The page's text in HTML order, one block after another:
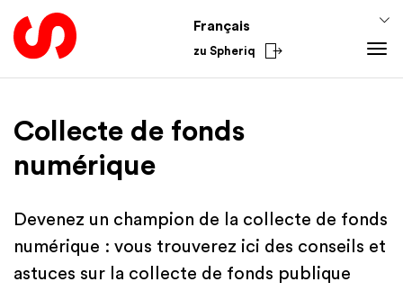
Français
zu Spheriq
Spheriq
Répertoire
Recherche
Outils de collecte de fonds
Réseaux
Connaissances
Conseils pour la collecte de fonds
Finances
Academy
Du secteur
International
Collecte de fonds
numérique
Devenez un champion de la collecte de fonds
numérique : vous trouverez ici des conseils et
astuces sur la collecte de fonds publique